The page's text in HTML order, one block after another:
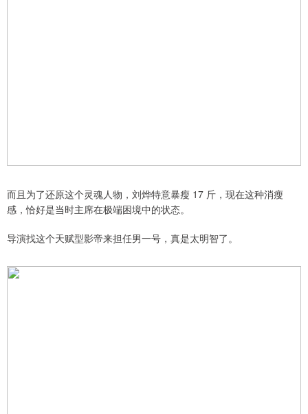
而且为了还原这个灵魂人物，刘烨特意暴瘦 17 斤，现在这种消瘦
感，恰好是当时主席在极端困境中的状态。
导演找这个天赋型影帝来担任男一号，真是太明智了。